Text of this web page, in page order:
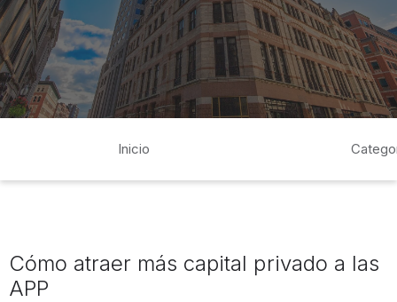
Inicio
Cómo atraer más capital privado a las
APP